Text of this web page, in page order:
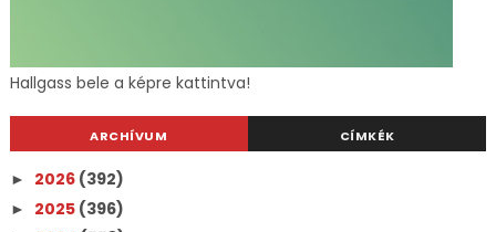
Hallgass bele a képre kattintva!
ARCHÍVUM CÍMKÉK
► 2026 (392)
► 2025 (396)